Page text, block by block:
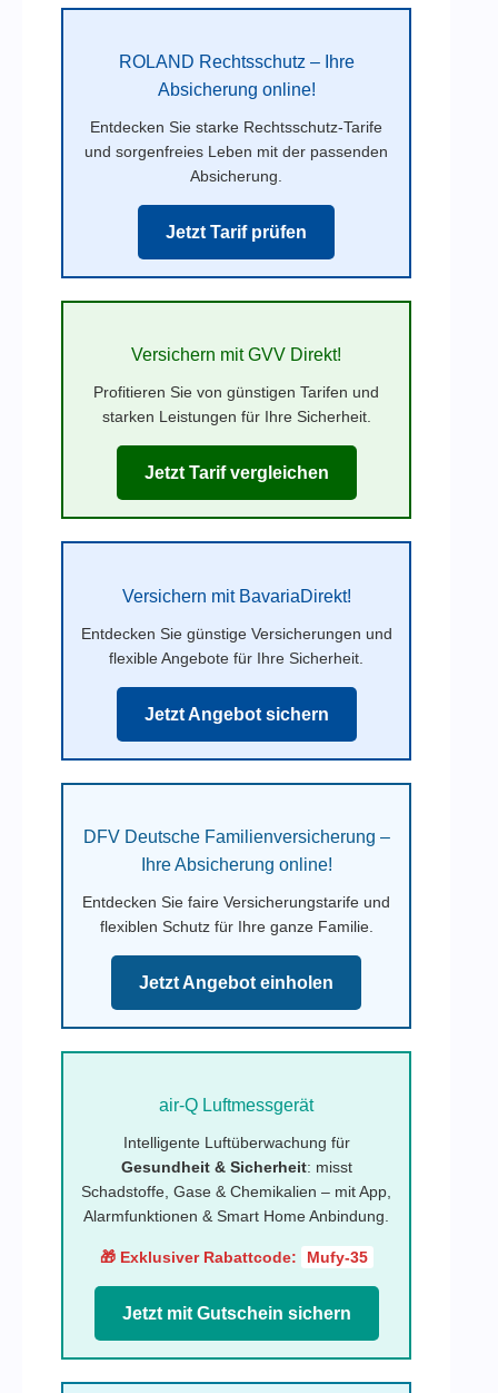
ROLAND Rechtsschutz – Ihre
Absicherung online!
Entdecken Sie starke Rechtsschutz-Tarife
und sorgenfreies Leben mit der passenden
Absicherung.
Jetzt Tarif prüfen
Versichern mit GVV Direkt!
Profitieren Sie von günstigen Tarifen und
starken Leistungen für Ihre Sicherheit.
Jetzt Tarif vergleichen
Versichern mit BavariaDirekt!
Entdecken Sie günstige Versicherungen und
flexible Angebote für Ihre Sicherheit.
Jetzt Angebot sichern
DFV Deutsche Familienversicherung –
Ihre Absicherung online!
Entdecken Sie faire Versicherungstarife und
flexiblen Schutz für Ihre ganze Familie.
Jetzt Angebot einholen
air-Q Luftmessgerät
Intelligente Luftüberwachung für
Gesundheit & Sicherheit: misst
Schadstoffe, Gase & Chemikalien – mit App,
Alarmfunktionen & Smart Home Anbindung.
🎁 Exklusiver Rabattcode: Mufy-35
Jetzt mit Gutschein sichern